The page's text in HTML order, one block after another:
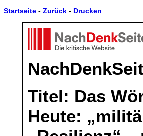
Startseite - Zurück - Drucken
Titel: Das
Heute: